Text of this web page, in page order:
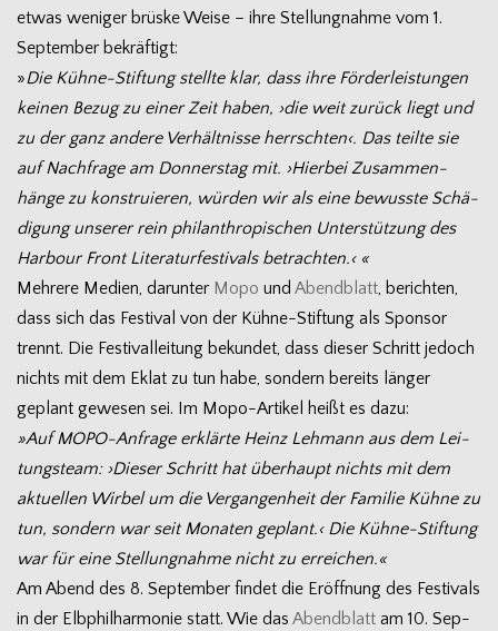
etwas weni­ger brüske Weise – ihre Stel­lung­nahme vom 1.
Sep­tem­ber bekräftigt:
»Die Kühne-Stiftung stellte klar, dass ihre För­der­leis­tun­gen
kei­nen Bezug zu einer Zeit haben, ›die weit zurück liegt und
zu der ganz andere Ver­hält­nisse herrsch­ten‹. Das teilte sie
auf Nach­frage am Don­ners­tag mit. ›Hier­bei Zusam­men­
hänge zu kon­stru­ie­ren, wür­den wir als eine bewusste Schä­
di­gung unse­rer rein phil­an­thro­pi­schen Unter­stüt­zung des
Har­bour Front Lite­ra­tur­fes­ti­vals betrachten.‹ «
Meh­rere Medien, dar­un­ter Mopo und Abend­blatt, berich­ten,
dass sich das Fes­ti­val von der Kühne-Stiftung als Spon­sor
trennt. Die Fes­ti­val­lei­tung bekun­det, dass die­ser Schritt jedoch
nichts mit dem Eklat zu tun habe, son­dern bereits län­ger
geplant gewe­sen sei. Im Mopo-Artikel heißt es dazu:
»Auf MOPO-Anfrage erklärte Heinz Leh­mann aus dem Lei­
tungs­team: ›Die­ser Schritt hat über­haupt nichts mit dem
aktu­el­len Wir­bel um die Ver­gan­gen­heit der Fami­lie Kühne zu
tun, son­dern war seit Mona­ten geplant.‹ Die Kühne-Stiftung
war für eine Stel­lung­nahme nicht zu erreichen.«
Am Abend des 8. Sep­tem­ber fin­det die Eröff­nung des Fes­ti­vals
in der Elb­phil­har­mo­nie statt. Wie das Abend­blatt am 10. Sep­